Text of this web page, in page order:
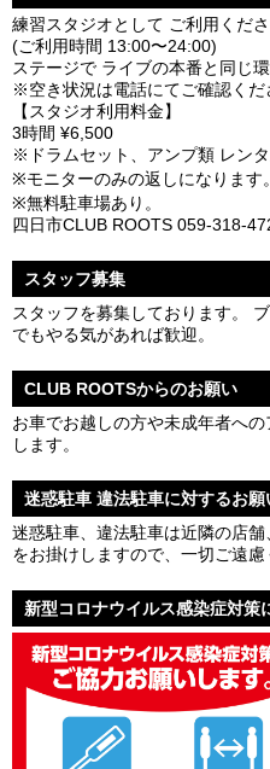
練習スタジオとして ご利用くださ
(ご利用時間 13:00〜24:00)
ステージで ライブの本番と同じ
※空き状況は電話にてご確認くだ
【スタジオ利用料金】
3時間 ¥6,500
※ドラムセット、アンプ類 レン
※モニターのみの返しになります。
※無料駐車場あり。
四日市CLUB ROOTS 059-318-
スタッフ募集
スタッフを募集しております。
でもやる気があれば歓迎。
CLUB ROOTSからのお願い
お車でお越しの方や未成年者へ
します。
迷惑駐車 違法駐車に対するお願
迷惑駐車、違法駐車は近隣の店
をお掛けしますので、一切ご遠慮
新型コロナウイルス感染症対策